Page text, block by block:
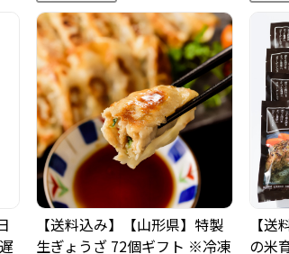
【送料込み】【山形県】特製
生ぎょうざ 72個ギフト ※冷凍
【
の米